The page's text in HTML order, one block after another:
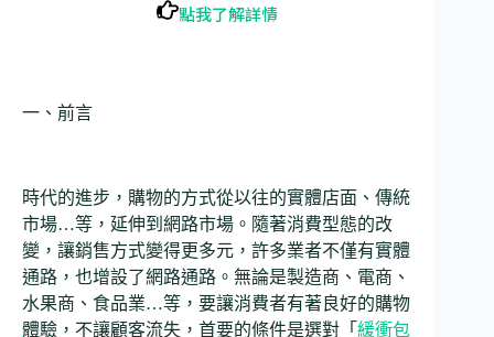
點我了解詳情
一、前言
時代的進步，購物的方式從以往的實體店面、傳統
市場…等，延伸到網路市場。隨著消費型態的改
變，讓銷售方式變得更多元，許多業者不僅有實體
通路，也增設了網路通路。無論是製造商、電商、
水果商、食品業…等，要讓消費者有著良好的購物
體驗，不讓顧客流失，首要的條件是選對「 緩衝包